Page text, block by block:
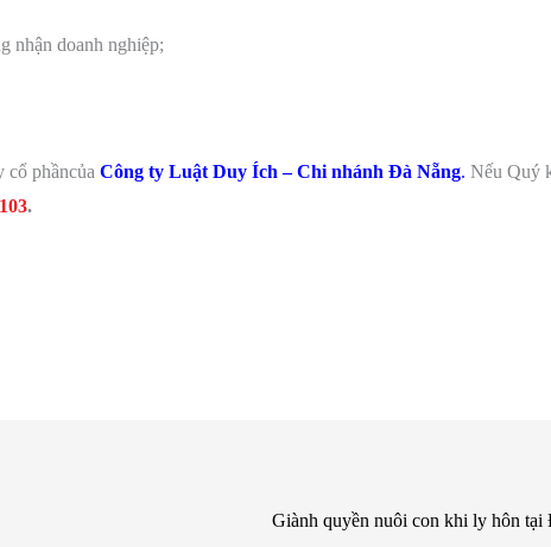
nhận doanh nghiệp;
cổ phầncủa Công ty Luật Duy Ích – Chi nhánh Đà Nẵng. Nếu Quý
.
Giành quyền nuôi con khi ly hôn tại